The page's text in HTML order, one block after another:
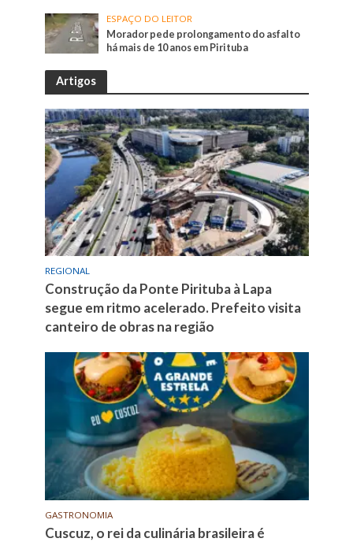
ESPAÇO DO LEITOR
Morador pede prolongamento do asfalto
há mais de 10 anos em Pirituba
Artigos
REGIONAL
Construção da Ponte Pirituba à Lapa
segue em ritmo acelerado. Prefeito visita
canteiro de obras na região
GASTRONOMIA
Cuscuz, o rei da culinária brasileira é